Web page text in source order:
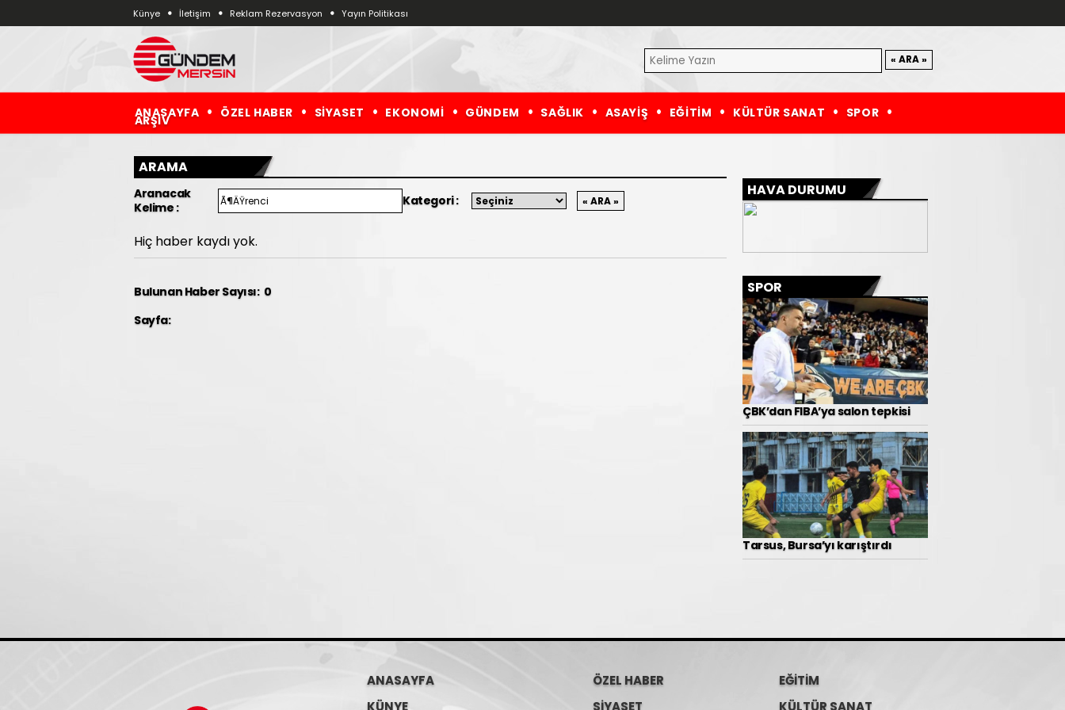
Künye İletişim Reklam Rezervasyon Yayın Politikası
ANASAYFA ÖZEL HABER SİYASET EKONOMİ GÜNDEM SAĞLIK ASAYİŞ EĞİTİM KÜLTÜR SANAT SPOR
ARŞİV
ARAMA
Aranacak
Kelime :
Kategori :
Hiç haber kaydı yok.
Bulunan Haber Sayısı: 0
Sayfa:
HAVA DURUMU
SPOR
ÇBK’dan FIBA’ya salon tepkisi
Tarsus, Bursa’yı karıştırdı
ANASAYFA
KÜNYE
ÖZEL HABER
SİYASET
EĞİTİM
KÜLTÜR SANAT